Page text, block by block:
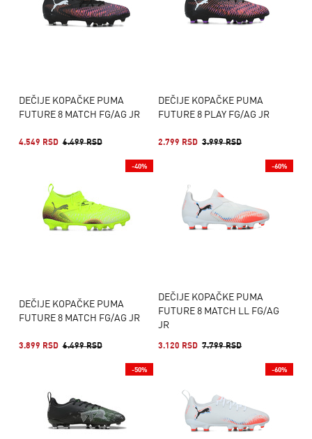
DEČIJE KOPAČKE PUMA
FUTURE 8 MATCH FG/AG JR
4.549 RSD 6.499 RSD
DEČIJE KOPAČKE PUMA
FUTURE 8 PLAY FG/AG JR
2.799 RSD 3.999 RSD
DEČIJE KOPAČKE PUMA
FUTURE 8 MATCH FG/AG JR
3.899 RSD 6.499 RSD
-40%
DEČIJE KOPAČKE PUMA
FUTURE 8 MATCH LL FG/AG
JR
3.120 RSD 7.799 RSD
-60%
-50% -60%